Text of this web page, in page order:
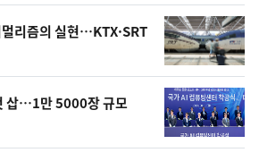
리즘의 실현…KTX·SRT
삽…1만 5000장 규모